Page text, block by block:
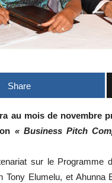
Share
au mois de novembre
« Business Pitch
sur le Programme
Tony Elumelu, et